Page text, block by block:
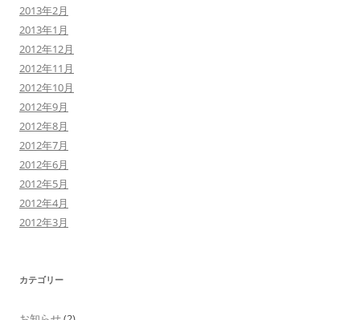
2013年2月
2013年1月
2012年12月
2012年11月
2012年10月
2012年9月
2012年8月
2012年7月
2012年6月
2012年5月
2012年4月
2012年3月
カテゴリー